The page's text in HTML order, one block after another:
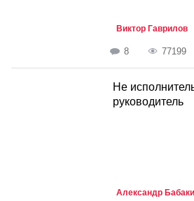
Виктор Гаврилов
8 77199
Не
руководитель
Александр